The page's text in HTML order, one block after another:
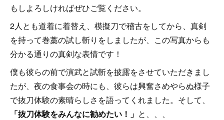
もしよろしければぜひご覧ください。
2人とも道着に着替え、模擬刀で稽古をしてから、真剣
を持って巻藁の試し斬りをしましたが、この写真からも
分かる通りの真剣な表情です！
僕も彼らの前で演武と試斬を披露をさせていただきまし
たが、夜の食事会の時にも、彼らは興奮さめやらぬ様子
で抜刀体験の素晴らしさを語ってくれました。そして、
「抜刀体験をみんなに勧めたい！」 と、、、